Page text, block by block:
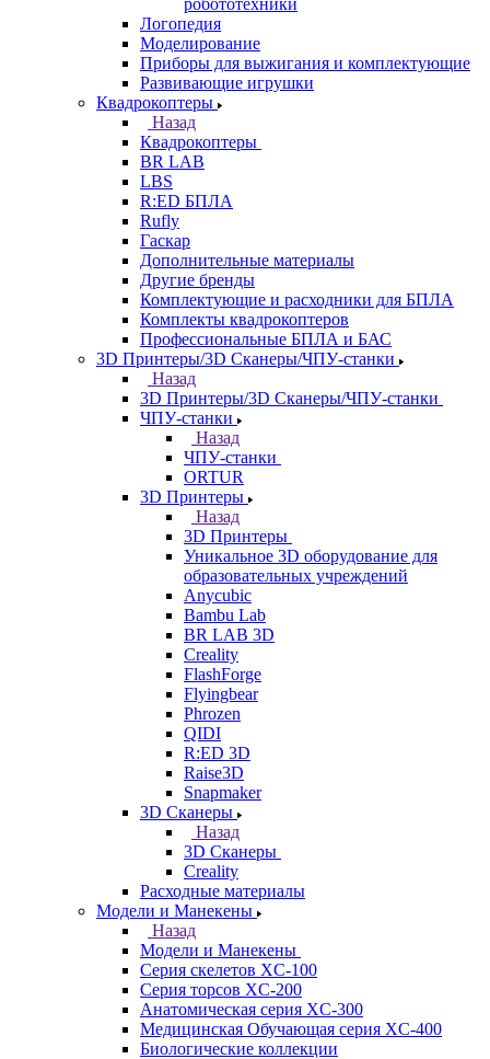
робототехники
Логопедия
Моделирование
Приборы для выжигания и комплектующие
Развивающие игрушки
Квадрокоптеры
Назад
Квадрокоптеры
BR LAB
LBS
R:ED БПЛА
Rufly
Гаскар
Дополнительные материалы
Другие бренды
Комплектующие и расходники для БПЛА
Комплекты квадрокоптеров
Профессиональные БПЛА и БАС
3D Принтеры/3D Сканеры/ЧПУ-станки
Назад
3D Принтеры/3D Сканеры/ЧПУ-станки
ЧПУ-станки
Назад
ЧПУ-станки
ORTUR
3D Принтеры
Назад
3D Принтеры
Уникальное 3D оборудование для
образовательных учреждений
Anycubic
Bambu Lab
BR LAB 3D
Creality
FlashForge
Flyingbear
Phrozen
QIDI
R:ED 3D
Raise3D
Snapmaker
3D Сканеры
Назад
3D Сканеры
Creality
Расходные материалы
Модели и Манекены
Назад
Модели и Манекены
Серия скелетов XC-100
Серия торсов XC-200
Анатомическая серия XC-300
Медицинская Обучающая серия XC-400
Биологические коллекции